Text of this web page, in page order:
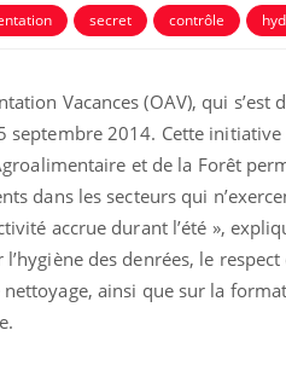
secret contrôle
Vacances (OAV), qui
septembre 2014. Cette
et de la Forêt
dans les secteurs qui
accrue durant l’été »,
des denrées, le
nettoyage, ainsi que sur la